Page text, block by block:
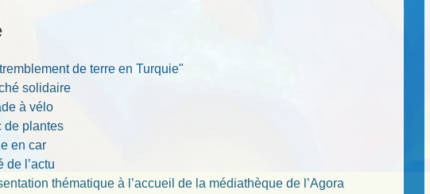
de terre en Turquie"
solidaire
à vélo
de plantes
en car
de l’actu
thématique à l’accueil de la médiathèque de l’Agora